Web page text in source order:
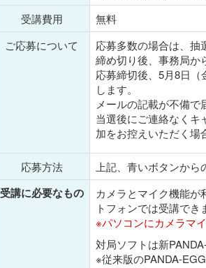
受講費用
無料
ご応募について
応募多数の場合は、抽
締め切り後、事務局か
応募締切後、5月8日
します。
メールの記載が不備で
当選後にご連絡なくキ
加をお控えいただく場
応募方法 上記、青いボタンから
受講に必要なもの
カメラとマイク機能
トフォンでは受講でき
※パソコンにカメラマ
対局ソフトは新
※従来版のPANDA-